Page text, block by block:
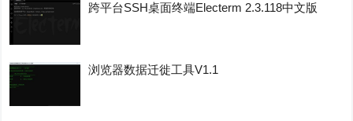
跨平台SSH桌面终端Electerm 2.3.118中文版
浏览器数据迁徙工具V1.1